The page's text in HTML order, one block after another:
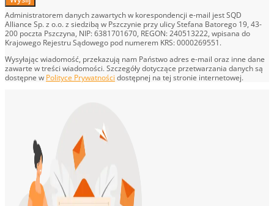
Administratorem danych zawartych w korespondencji e-mail jest SQD
Alliance Sp. z o.o. z siedzibą w Pszczynie przy ulicy Stefana Batorego 19, 43-
200 poczta Pszczyna, NIP: 6381701670, REGON: 240513222, wpisana do
Krajowego Rejestru Sądowego pod numerem KRS: 0000269551.
Wysyłając wiadomość, przekazują nam Państwo adres e-mail oraz inne dane
zawarte w treści wiadomości. Szczegóły dotyczące przetwarzania danych są
dostępne w Polityce Prywatności dostępnej na tej stronie internetowej.